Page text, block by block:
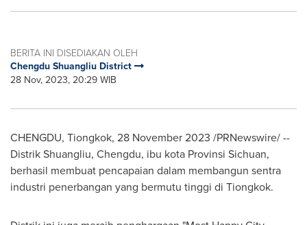
BERITA INI DISEDIAKAN OLEH
Chengdu Shuangliu District
28 Nov, 2023, 20:29 WIB
CHENGDU, Tiongkok, 28 November 2023 /PRNewswire/ --
Distrik Shuangliu, Chengdu, ibu kota Provinsi Sichuan,
berhasil membuat pencapaian dalam membangun sentra
industri penerbangan yang bermutu tinggi di Tiongkok.